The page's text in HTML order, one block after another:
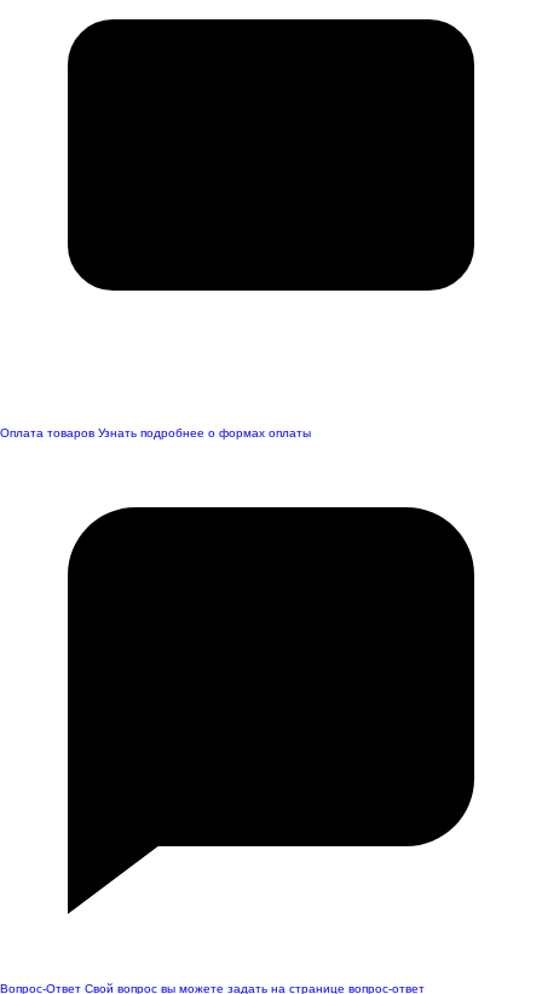
Оплата товаров Узнать подробнее о формах оплаты
Вопрос-Ответ Свой вопрос вы можете задать на странице вопрос-ответ